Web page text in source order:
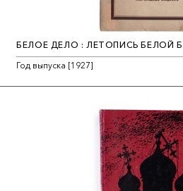
деятельность церковного писателя.
защищать свои убеждения. 12 сент.
обвинен по статьям 142 (нарушение
церкви от государства) и 1901
ложных измышлений, порочащих
и общественный строй) УК РСФСР.
выпущен за недоказанностью вины и
декабре 1970 г. ему было вновь
обвинение. Суд состоял-ся 19 мая
Краснов был взят под стражу).
3 года лагерей общего режима, а по
БЕЛОЕ ДЕЛО : ЛЕТОПИСЬ БЕЛОЙ
Год выпуска [1927]